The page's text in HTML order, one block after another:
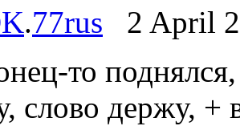
.77rus 2 April
то
слово держу, +